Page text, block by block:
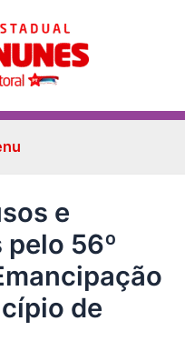
e
56º
de